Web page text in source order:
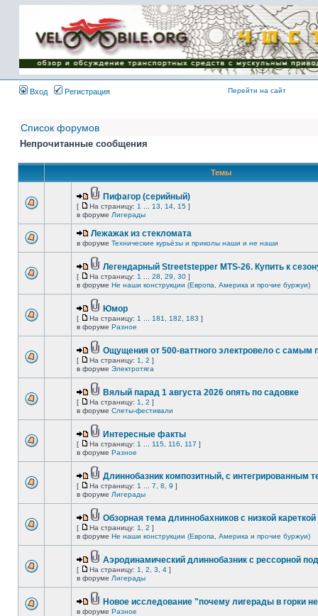
Имя пользователя:
Пароль:
{ LOG_ME_IN_SHORT
}
Вход
Регистрация Перейти на сайт
Список форумов
Непрочитанные сообщения
Темы
Пифагор (серийный)
[ На страницу: 1 13 14 15 ]
в форуме Лигерады
Лежажак из стекломата
в форуме Технические курьёзы и приколы наши и не наши
Легендарный Streetstepper MTS-26. Купить к
[ На страницу: 1 28 29 30 ]
в форуме Не наши конструкции (Европа, Америка и прочие буржуи)
Юмор
[ На страницу: 1 181 182 183 ]
в форуме Разное
Ощущения от 500-ваттного электровело с самым
[ На страницу: 1 2 ]
в форуме Электротяга
Вялый парад 1 августа 2026 опять по садовке
[ На страницу: 1 2 ]
в форуме Слеты-фестивали
Интересные факты
[ На страницу: 1 115 116 117 ]
в форуме Разное
Длиннобазник композитный, с интегрированным
[ На страницу: 1 7 8 9 ]
в форуме Лигерады
Обзорная тема длиннобахников с низкой кареткой
[ На страницу: 1 2 ]
в форуме Не наши конструкции (Европа, Америка и прочие буржуи)
Аэродинамический длиннобазник с рессорной
[ На страницу: 1 2 3 4 ]
в форуме Лигерады
Новое исследование "почему лигерады в горки
в форуме Разное